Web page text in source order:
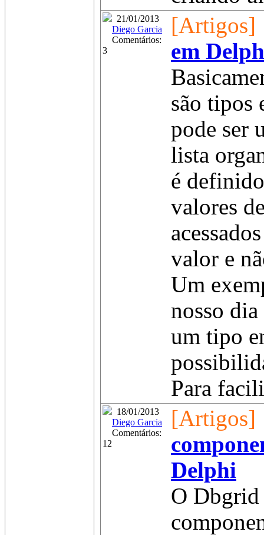
21/01/2013
Diego Garcia
Comentários:
3
[Artigos]
em
são tipos
pode ser
lista
é
valores
valor e
Um
nosso
um tipo
Para
18/01/2013
Diego Garcia
Comentários:
12
[Artigos]
Delphi
O Dbgrid